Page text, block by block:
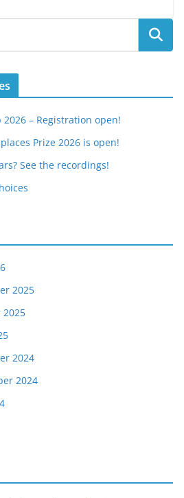
– Registration open!
Prize 2026 is open!
See the recordings!
2025
2025
2024
2024